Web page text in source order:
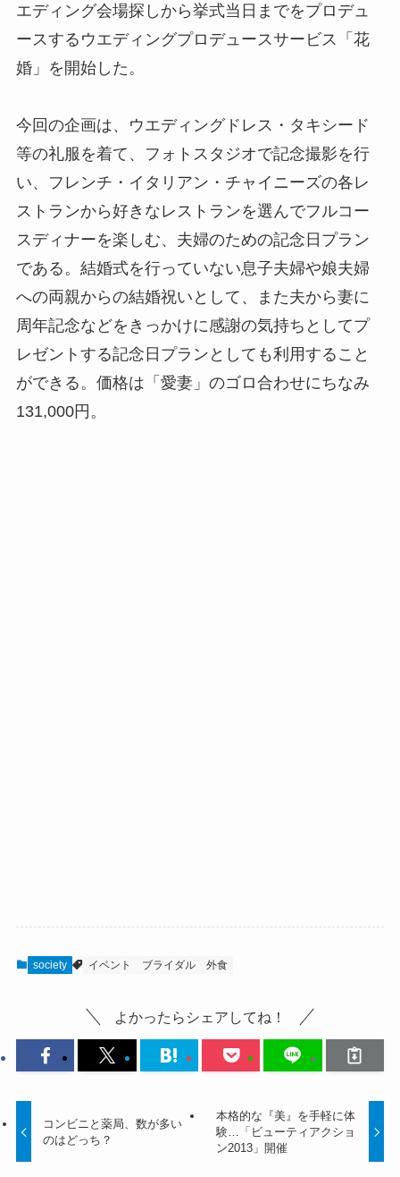
エディング会場探しから挙式当日までをプロデュ
ースするウエディングプロデュースサービス「花
婚」を開始した。
今回の企画は、ウエディングドレス・タキシード
等の礼服を着て、フォトスタジオで記念撮影を行
い、フレンチ・イタリアン・チャイニーズの各レ
ストランから好きなレストランを選んでフルコー
スディナーを楽しむ、夫婦のための記念日プラン
である。結婚式を行っていない息子夫婦や娘夫婦
への両親からの結婚祝いとして、また夫から妻に
周年記念などをきっかけに感謝の気持ちとしてプ
レゼントする記念日プランとしても利用すること
ができる。価格は「愛妻」のゴロ合わせにちなみ
131,000円。
society イベント ブライダル 外食
よかったらシェアしてね！
コンビニと薬局、数が多い
のはどっち？
本格的な『美』を手軽に体
験…「ビューティアクショ
ン2013」開催